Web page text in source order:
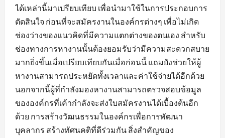
ได้เหล่านี้มาเปรียบเทียบ เพื่อนำมาใช้ในการประกอบการ
ตัดสินใจ ก่อนที่จะสมัครงานในองค์กรต่างๆ เพื่อไม่เกิด
ช่องว่างของแนวคิดที่มีความแตกต่างของตนเอง สำหรับ
ช่องทางการหางานนั้นต้องยอมรับว่ามีความสะดวกสบาย
มากยิ่งขึ้นเมื่อเปรียบเทียบกันเมื่อก่อนนี้ แถมยังช่วยให้ผู้
หางานสามารถประหยัดทั้งเวลาและค่าใช้จ่ายได้อีกด้วย
นอกจากนี้ผู้ที่กำลังมองหางานสามารถตรวจสอบข้อมูล
ขององค์กรที่เค้ากำลังจะส่งใบสมัครงานได้เบื้องต้นอีก
ด้วย การสร้างวัฒนธรรมในองค์กรเพื่อการพัฒนา
บุคลากร สร้างทัศนคติที่ดีร่วมกัน สิ่งสำคัญของ